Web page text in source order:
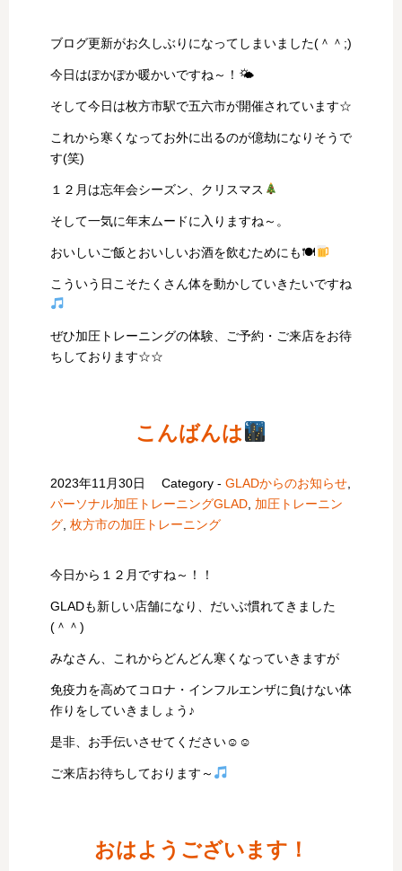
ブログ更新がお久しぶりになってしまいました(＾＾;)
今日はぽかぽか暖かいですね～！🌤
そして今日は枚方市駅で五六市が開催されています☆
これから寒くなってお外に出るのが億劫になりそうで
す(笑)
１２月は忘年会シーズン、クリスマス
そして一気に年末ムードに入りますね～。
おいしいご飯とおいしいお酒を飲むためにも🍽
こういう日こそたくさん体を動かしていきたいですね
ぜひ加圧トレーニングの体験、ご予約・ご来店をお待
ちしております☆☆
こんばんは
2023年11月30日 Category -GLADからのお知らせ
パーソナル加圧トレーニングGLAD 加圧トレーニン
グ 枚方市の加圧トレーニング
今日から１２月ですね～！！
GLADも新しい店舗になり、だいぶ慣れてきました
(＾＾)
みなさん、これからどんどん寒くなっていきますが
免疫力を高めてコロナ・インフルエンザに負けない体
作りをしていきましょう♪
是非、お手伝いさせてください☺☺
ご来店お待ちしております～
おはようございます！